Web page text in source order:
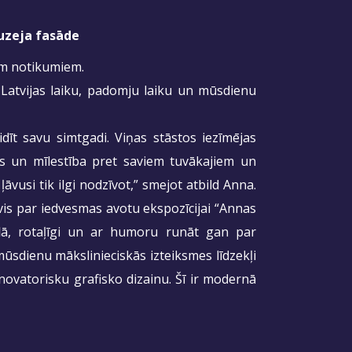
fasāde
notikumiem.
laiku, padomju laiku un mūsdienu
savu simtgadi. Viņas stāstos iezīmējas
un mīlestība pret saviem tuvākajiem un
tik ilgi nodzīvot,” smejot atbild Anna.
par iedvesmas avotu ekspozīcijai “Annas
rotaļīgi un ar humoru runāt gan par
mākslinieciskās izteiksmes līdzekļi
grafisko dizainu. Šī ir modernā